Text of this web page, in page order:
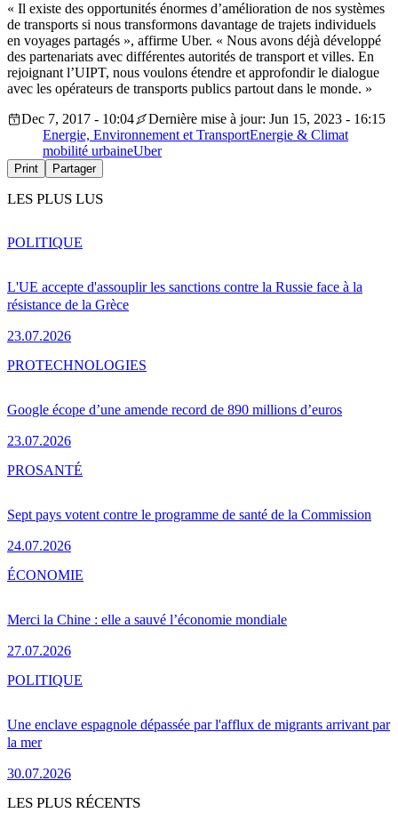
« Il existe des opportunités énormes d’amélioration de nos systèmes
de transports si nous transformons davantage de trajets individuels
en voyages partagés », affirme Uber. « Nous avons déjà développé
des partenariats avec différentes autorités de transport et villes. En
rejoignant l’UIPT, nous voulons étendre et approfondir le dialogue
avec les opérateurs de transports publics partout dans le monde. »
Dec 7, 2017 - 10:04
Dernière mise à jour: Jun 15, 2023 - 16:15
Energie, Environnement et TransportEnergie & Climat
mobilité urbaineUber
Print Partager
LES PLUS LUS
L'UE accepte d'assouplir les sanctions contre la Russie face à la
résistance de la Grèce
23.07.2026
POLITIQUE
Google écope d’une amende record de 890 millions d’euros
23.07.2026
PROTECHNOLOGIES
Sept pays votent contre le programme de santé de la Commission
24.07.2026
PROSANTÉ
Merci la Chine : elle a sauvé l’économie mondiale
27.07.2026
ÉCONOMIE
Une enclave espagnole dépassée par l'afflux de migrants arrivant par
la mer
30.07.2026
POLITIQUE
LES PLUS RÉCENTS